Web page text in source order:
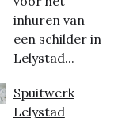
inhuren van
een schilder in
Lelystad...
Spuitwerk
Lelystad